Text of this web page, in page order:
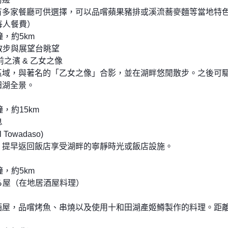
家餐廳可供選擇，可以品嚐蘋果豬排或溪流蕎麥麵等當地特
餐費）
，約5km
與展望台眺望
之濱 & 乙女之像
，與著名的「乙女之像」合影，並在湖畔悠閒散步。之後可
全景。
，約15km
Towadaso)
早返回飯店享受湖畔的寧靜時光或飯店設施。
，約5km
（在地居酒屋料理）
，品嚐烤魚、串燒以及使用十和田湖產姬鱒製作的料理。距